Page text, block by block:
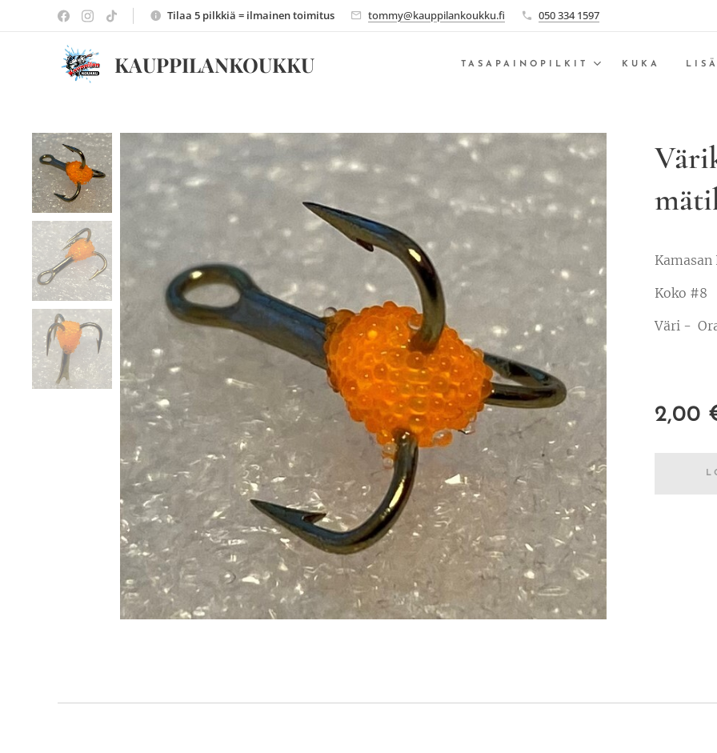
Tilaa 5 pilkkiä = ilmainen toimitus tommy@kauppilankoukku.fi 050 334 1597
KAUPPILANKOUKKU TASAPAINOPILKIT KUKA
Koko #8
Väri -
2,00